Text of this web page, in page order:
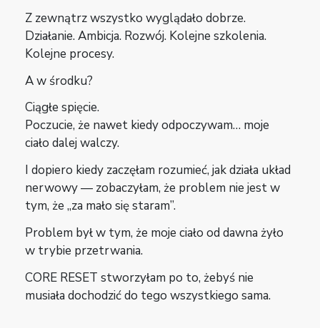
Z zewnątrz wszystko wyglądało dobrze.
Działanie. Ambicja. Rozwój. Kolejne szkolenia.
Kolejne procesy.
A w środku?
Ciągłe spięcie.
Poczucie, że nawet kiedy odpoczywam… moje
ciało dalej walczy.
I dopiero kiedy zaczęłam rozumieć, jak działa układ
nerwowy — zobaczyłam, że problem nie jest w
tym, że „za mało się staram”.
Problem był w tym, że moje ciało od dawna żyło
w trybie przetrwania.
CORE RESET stworzyłam po to, żebyś nie
musiała dochodzić do tego wszystkiego sama.